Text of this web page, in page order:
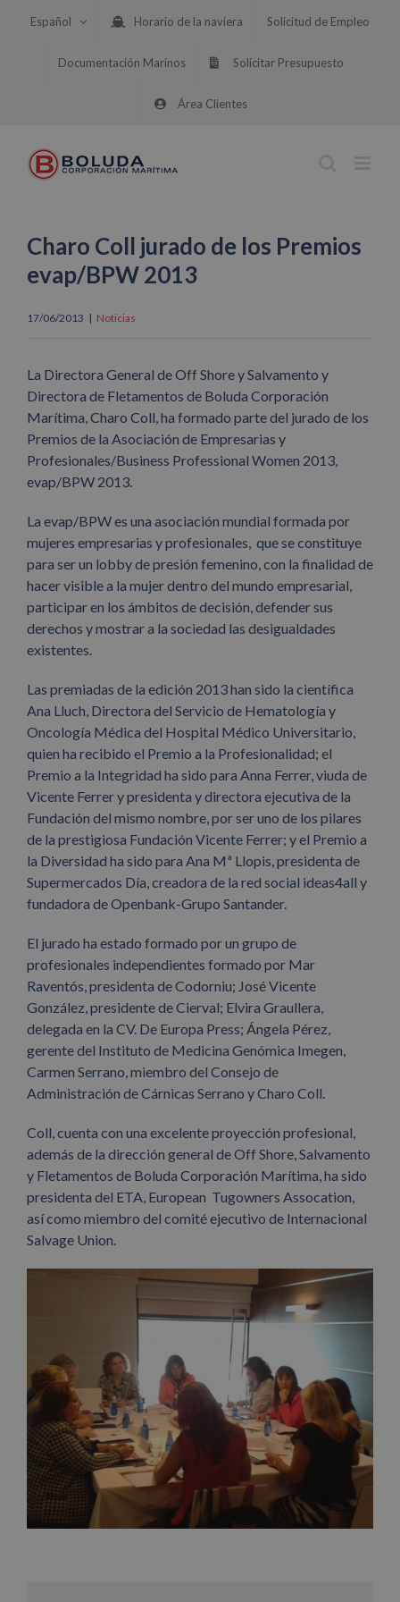
Español Horario de la naviera Solicitud de Empleo
Documentación Marinos Solicitar Presupuesto
Área Clientes
Charo Coll jurado de los Premios
evap/BPW 2013
17/06/2013 | Noticias
La Directora General de Off Shore y Salvamento y
Directora de Fletamentos de Boluda Corporación
Marítima, Charo Coll, ha formado parte del jurado de los
Premios de la Asociación de Empresarias y
Profesionales/Business Professional Women 2013,
evap/BPW 2013.
La evap/BPW es una asociación mundial formada por
mujeres empresarias y profesionales, que se constituye
para ser un lobby de presión femenino, con la finalidad de
hacer visible a la mujer dentro del mundo empresarial,
participar en los ámbitos de decisión, defender sus
derechos y mostrar a la sociedad las desigualdades
existentes.
Las premiadas de la edición 2013 han sido la científica
Ana Lluch, Directora del Servicio de Hematología y
Oncología Médica del Hospital Médico Universitario,
quien ha recibido el Premio a la Profesionalidad; el
Premio a la Integridad ha sido para Anna Ferrer, viuda de
Vicente Ferrer y presidenta y directora ejecutiva de la
Fundación del mismo nombre, por ser uno de los pilares
de la prestigiosa Fundación Vicente Ferrer; y el Premio a
la Diversidad ha sido para Ana Mª Llopis, presidenta de
Supermercados Día, creadora de la red social ideas4all y
fundadora de Openbank-Grupo Santander.
El jurado ha estado formado por un grupo de
profesionales independientes formado por Mar
Raventós, presidenta de Codorniu; José Vicente
González, presidente de Cierval; Elvira Graullera,
delegada en la CV. De Europa Press; Ángela Pérez,
gerente del Instituto de Medicina Genómica Imegen,
Carmen Serrano, miembro del Consejo de
Administración de Cárnicas Serrano y Charo Coll.
Coll, cuenta con una excelente proyección profesional,
además de la dirección general de Off Shore, Salvamento
y Fletamentos de Boluda Corporación Marítima, ha sido
presidenta del ETA, European Tugowners Assocation,
así como miembro del comité ejecutivo de Internacional
Salvage Union.